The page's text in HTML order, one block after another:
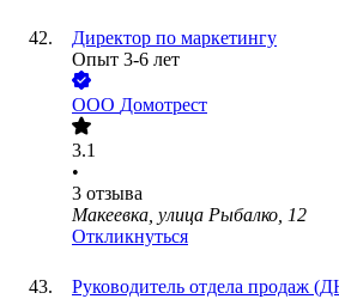
Директор по маркетингу
Опыт 3-6 лет
ООО Домотрест
3.1
•
3 отзыва
Макеевка, улица Рыбалко, 12
Откликнуться
Руководитель отдела продаж